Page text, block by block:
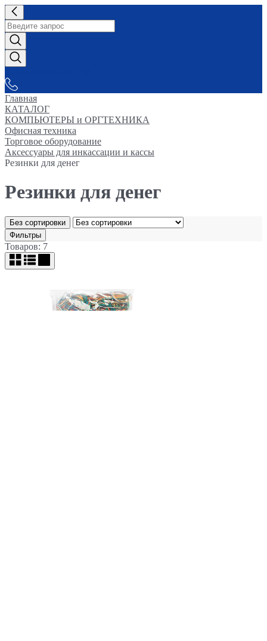
Главная
КАТАЛОГ
КОМПЬЮТЕРЫ и ОРГТЕХНИКА
Офисная техника
Торговое оборудование
Аксессуары для инкассации и кассы
Резинки для денег
Резинки для денег
Без сортировки
Фильтры
Товаров: 7